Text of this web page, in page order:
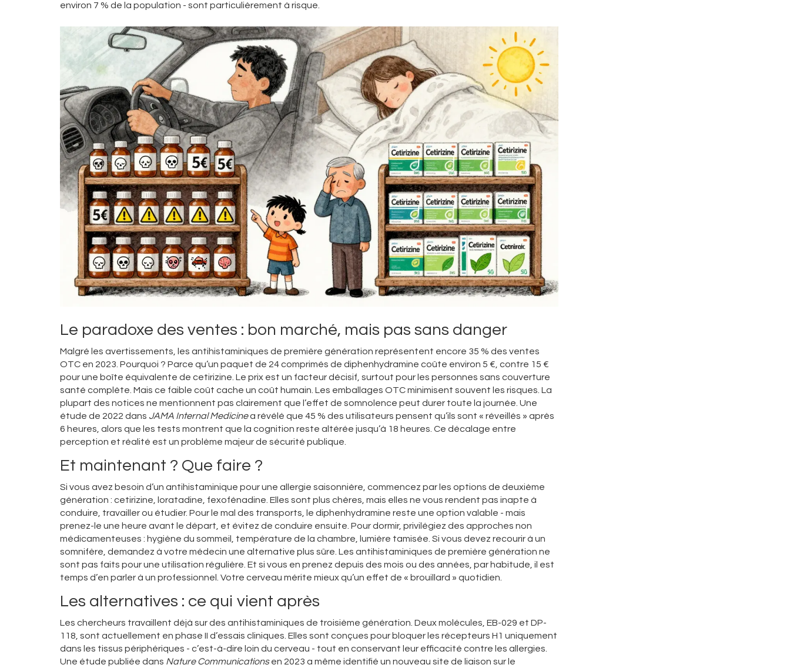
environ 7 % de la population - sont particulièrement à risque.
Le paradoxe des ventes : bon marché, mais pas sans danger
Malgré les avertissements, les antihistaminiques de première génération représentent encore 35 % des ventes
OTC en 2023. Pourquoi ? Parce qu’un paquet de 24 comprimés de diphenhydramine coûte environ 5 €, contre 15 €
pour une boîte équivalente de cetirizine. Le prix est un facteur décisif, surtout pour les personnes sans couverture
santé complète. Mais ce faible coût cache un coût humain. Les emballages OTC minimisent souvent les risques. La
plupart des notices ne mentionnent pas clairement que l’effet de somnolence peut durer toute la journée. Une
étude de 2022 dans JAMA Internal Medicinea révélé que 45 % des utilisateurs pensent qu’ils sont « réveillés » après
6 heures, alors que les tests montrent que la cognition reste altérée jusqu’à 18 heures. Ce décalage entre
perception et réalité est un problème majeur de sécurité publique.
Et maintenant ? Que faire ?
Si vous avez besoin d’un antihistaminique pour une allergie saisonnière, commencez par les options de deuxième
génération : cetirizine, loratadine, fexofénadine. Elles sont plus chères, mais elles ne vous rendent pas inapte à
conduire, travailler ou étudier. Pour le mal des transports, le diphenhydramine reste une option valable - mais
prenez-le une heure avant le départ, et évitez de conduire ensuite. Pour dormir, privilégiez des approches non
médicamenteuses : hygiène du sommeil, température de la chambre, lumière tamisée. Si vous devez recourir à un
somnifère, demandez à votre médecin une alternative plus sûre. Les antihistaminiques de première génération ne
sont pas faits pour une utilisation régulière. Et si vous en prenez depuis des mois ou des années, par habitude, il est
temps d’en parler à un professionnel. Votre cerveau mérite mieux qu’un effet de « brouillard » quotidien.
Les alternatives : ce qui vient après
Les chercheurs travaillent déjà sur des antihistaminiques de troisième génération. Deux molécules, EB-029 et DP-
118, sont actuellement en phase II d’essais cliniques. Elles sont conçues pour bloquer les récepteurs H1 uniquement
dans les tissus périphériques - c’est-à-dire loin du cerveau - tout en conservant leur efficacité contre les allergies.
Une étude publiée dans Nature Communicationsen 2023 a même identifié un nouveau site de liaison sur le